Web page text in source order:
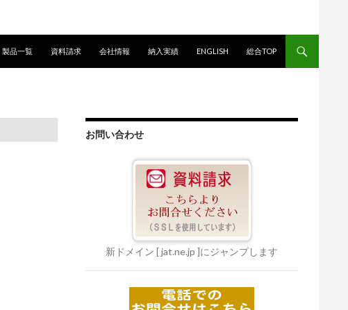
製品一覧 資料請求 会社情報 納入実績 ENGLISH 総合TOP
お問い合わせ
新ドメイン [ jat.ne.jp ]にジャンプします